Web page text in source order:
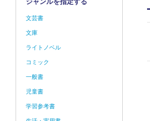
文芸書
文庫
ライトノベル
コミック
一般書
児童書
学習参考書